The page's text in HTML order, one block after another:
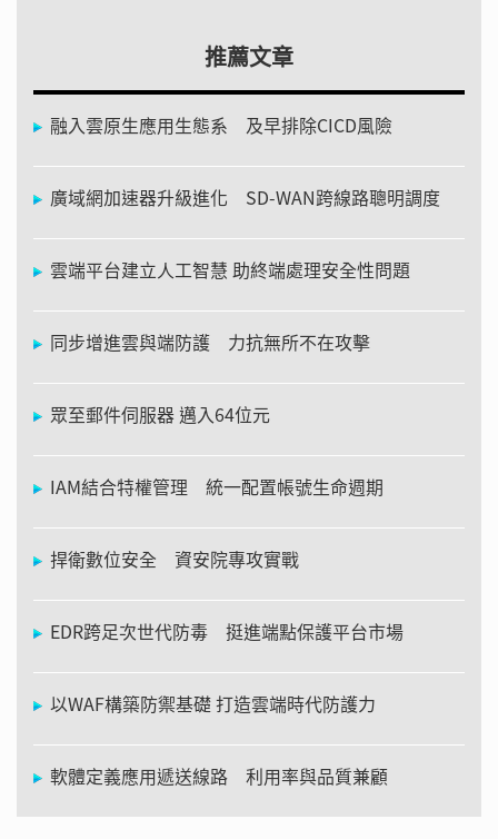
推薦文章
融入雲原生應用生態系 及早排除CICD風險
廣域網加速器升級進化 SD-WAN跨線路聰明調度
雲端平台建立人工智慧 助終端處理安全性問題
同步增進雲與端防護 力抗無所不在攻擊
眾至郵件伺服器 邁入64位元
IAM結合特權管理 統一配置帳號生命週期
捍衛數位安全 資安院專攻實戰
EDR跨足次世代防毒 挺進端點保護平台市場
以WAF構築防禦基礎 打造雲端時代防護力
軟體定義應用遞送線路 利用率與品質兼顧